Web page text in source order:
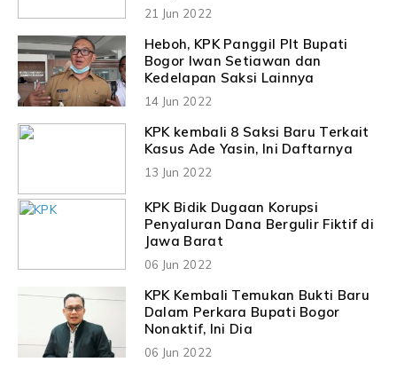
21 Jun 2022
Heboh, KPK Panggil Plt Bupati
Bogor Iwan Setiawan dan
Kedelapan Saksi Lainnya
14 Jun 2022
KPK kembali 8 Saksi Baru Terkait
Kasus Ade Yasin, Ini Daftarnya
13 Jun 2022
KPK Bidik Dugaan Korupsi
Penyaluran Dana Bergulir Fiktif di
Jawa Barat
06 Jun 2022
KPK Kembali Temukan Bukti Baru
Dalam Perkara Bupati Bogor
Nonaktif, Ini Dia
06 Jun 2022